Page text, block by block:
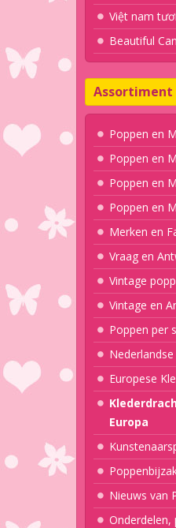
Việt nam
Beautiful
Assortiment
Poppen en
Poppen en
Poppen en
Poppen en
Merken en
Vraag en
Vintage
Vintage en
Poppen per
Europese
Europa
Nieuws van
Onderdelen,